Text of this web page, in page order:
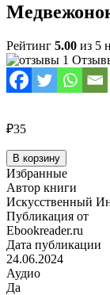
Рейтинг 5.00 из 5
1
₽35
Количество
товара
Медвежонок
и
волшебная
пчела
В корзину
Избранные
Автор книги
Искусственный
Публикация от
Ebookreader.ru
Дата публикации
24.06.2024
Аудио
Да